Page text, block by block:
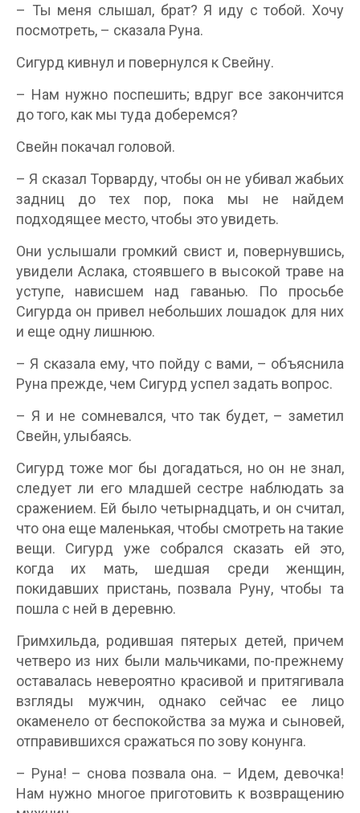
– Ты меня слышал, брат? Я иду с тобой. Хочу
посмотреть, – сказала Руна.
Сигурд кивнул и повернулся к Свейну.
– Нам нужно поспешить; вдруг все закончится
до того, как мы туда доберемся?
Свейн покачал головой.
– Я сказал Торварду, чтобы он не убивал жабьих
задниц до тех пор, пока мы не найдем
подходящее место, чтобы это увидеть.
Они услышали громкий свист и, повернувшись,
увидели Аслака, стоявшего в высокой траве на
уступе, нависшем над гаванью. По просьбе
Сигурда он привел небольших лошадок для них
и еще одну лишнюю.
– Я сказала ему, что пойду с вами, – объяснила
Руна прежде, чем Сигурд успел задать вопрос.
– Я и не сомневался, что так будет, – заметил
Свейн, улыбаясь.
Сигурд тоже мог бы догадаться, но он не знал,
следует ли его младшей сестре наблюдать за
сражением. Ей было четырнадцать, и он считал,
что она еще маленькая, чтобы смотреть на такие
вещи. Сигурд уже собрался сказать ей это,
когда их мать, шедшая среди женщин,
покидавших пристань, позвала Руну, чтобы та
пошла с ней в деревню.
Гримхильда, родившая пятерых детей, причем
четверо из них были мальчиками, по-прежнему
оставалась невероятно красивой и притягивала
взгляды мужчин, однако сейчас ее лицо
окаменело от беспокойства за мужа и сыновей,
отправившихся сражаться по зову конунга.
– Руна! – снова позвала она. – Идем, девочка!
Нам нужно многое приготовить к возвращению